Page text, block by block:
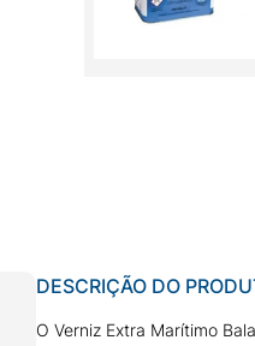
DESCRIÇÃO DO
O Verniz Extra Marítimo